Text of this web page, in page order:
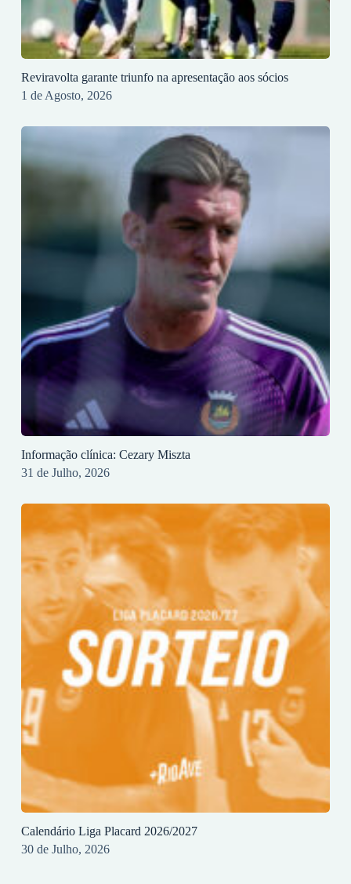
Reviravolta garante triunfo na apresentação aos sócios
1 de Agosto, 2026
Informação clínica: Cezary Miszta
31 de Julho, 2026
Calendário Liga Placard 2026/2027
30 de Julho, 2026